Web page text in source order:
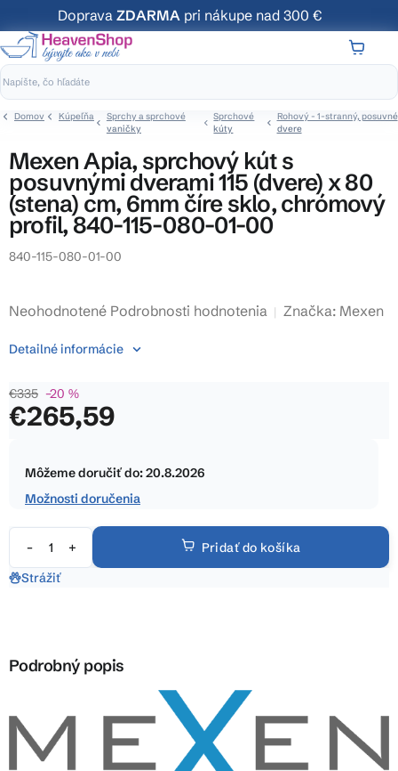
na
obsah
Doprava ZDARMA pri nákupe nad 300 €
Domov Kúpeľňa
Sprchy a sprchové
vaničky
Sprchové
kúty
Rohový - 1-stranný, posuvné
dvere
Mexen Apia, sprchový kút s
posuvnými dverami 115 (dvere) x 80
(stena) cm, 6mm číre sklo, chrómový
profil, 840-115-080-01-00
840-115-080-01-00
Priemerné
produktu
0,0
z
Neohodnotené Podrobnosti hodnotenia Značka: Mexen
€335 –20 %
€265,59
cena:
Môžeme doručiť do:20.8.2026
Možnosti doručenia
Pridať do košíka
Detailné informácie
Strážiť
Podrobný popis